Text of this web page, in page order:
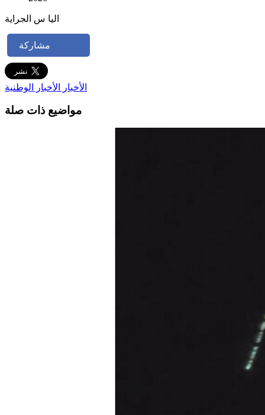
اليا س الجراية
مشاركة
الأخبار الأخبار الوطنية
مواضيع ذات صلة